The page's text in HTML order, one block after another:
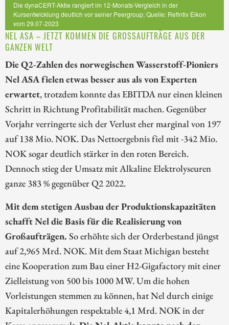
Die dynaCERT-Aktie rangiert im 12-Monats-Vergleich in der
Kursentwicklung deutlich vor seiner Peergroup; Quelle: Refintiv Eikon
vom 29.07-2023
NEL ASA – JETZT KOMMEN DIE GROSSAUFTRÄGE AUS DER G
ANZEN WELT
Die Q2-Zahlen des norwegischen Wasserstoff-Pioniers
Nel ASA fielen etwas besser aus als von Experten
erwartet, trotzdem konnte das EBITDA nur einen kleinen
Schritt in Richtung Profitabilität machen. Gegenüber
Vorjahr verringerte sich der Verlust eher marginal von 197
auf 138 Mio. NOK. Das Nettoergebnis fiel mit -342 Mio.
NOK sogar deutlich stärker in den roten Bereich.
Dennoch stieg der Umsatz mit Alkaline Elektrolyseuren
ganze 383 % gegenüber Q2 2022.
Mit dem stetigen Ausbau der Produktionskapazitäten
schafft Nel die Basis für die Realisierung von
Großaufträgen. So erhöhte sich der Orderbestand jüngst
auf 2,965 Mrd. NOK. Mit dem Staat Michigan besteht
eine Kooperation zum Bau einer H2-Gigafactory mit einer
Zielleistung von 500 bis 1000 MW. Um die hohen
Vorleistungen stemmen zu können, hat Nel durch einige
Kapitalerhöhungen respektable 4,1 Mrd. NOK in der